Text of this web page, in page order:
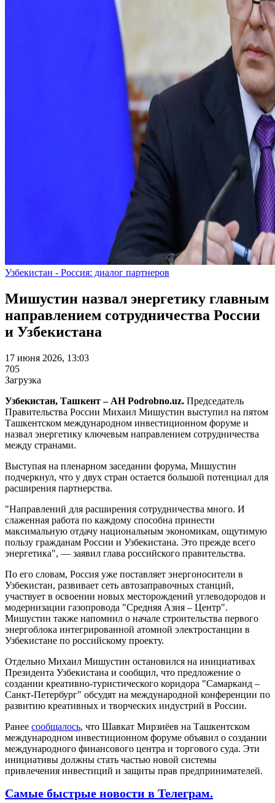
Узбекистан - Россия: диалог партнеров
Мишустин назвал энергетику главным
направлением сотрудничества России
и Узбекистана
17 июня 2026, 13:03
705
Загрузка
Узбекистан, Ташкент – АН Podrobno.uz. Председатель
Правительства России Михаил Мишустин выступил на пятом
Ташкентском международном инвестиционном форуме и
назвал энергетику ключевым направлением сотрудничества
между странами.
Выступая на пленарном заседании форума, Мишустин
подчеркнул, что у двух стран остается большой потенциал для
расширения партнерства.
"Направлений для расширения сотрудничества много. И
слаженная работа по каждому способна принести
максимальную отдачу национальным экономикам, ощутимую
пользу гражданам России и Узбекистана. Это прежде всего
энергетика", — заявил глава российского правительства.
По его словам, Россия уже поставляет энергоносители в
Узбекистан, развивает сеть автозаправочных станций,
участвует в освоении новых месторождений углеводородов и
модернизации газопровода "Средняя Азия – Центр".
Мишустин также напомнил о начале строительства первого
энергоблока интегрированной атомной электростанции в
Узбекистане по российскому проекту.
Отдельно Михаил Мишустин остановился на инициативах
Президента Узбекистана и сообщил, что предложение о
создании креативно-туристического коридора "Самарканд –
Санкт-Петербург" обсудят на международной конференции по
развитию креативных и творческих индустрий в России.
Ранее сообщалось, что Шавкат Мирзиёев на Ташкентском
международном инвестиционном форуме объявил о создании
международного финансового центра и торгового суда. Эти
инициативы должны стать частью новой системы
привлечения инвестиций и защиты прав предпринимателей.
Самые быстрые новости в Телеграм.